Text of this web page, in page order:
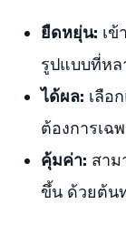
ยืดหยุ่น: เข้
รูปแบบที่หล
ได้ผล: เลือ
ต้องการเฉ
คุ้มค่า: สา
ขึ้น ด้วยต้น